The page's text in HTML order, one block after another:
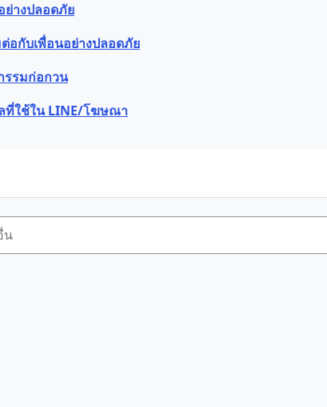
ย่างปลอดภัย
อกับเพื่อนอย่างปลอดภัย
รรมก่อกวน
ที่ใช้ใน LINE/โฆษณา